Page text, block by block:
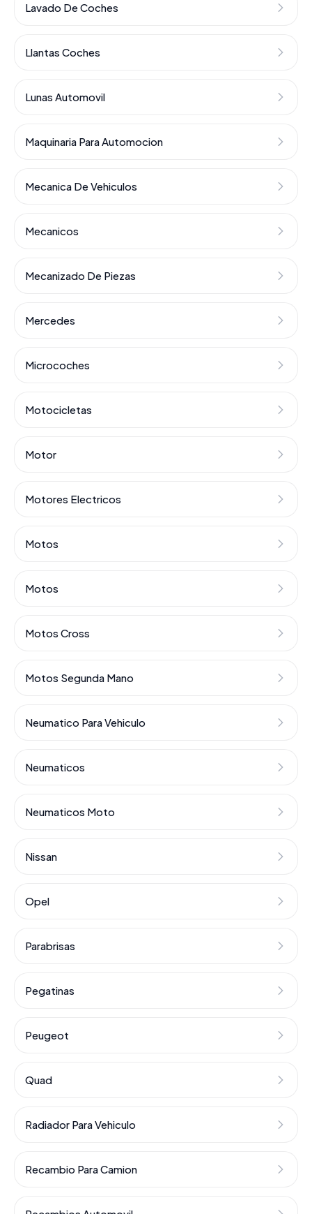
Lavado De Coches
Llantas Coches
Lunas Automovil
Maquinaria Para Automocion
Mecanica De Vehiculos
Mecanicos
Mecanizado De Piezas
Mercedes
Microcoches
Motocicletas
Motor
Motores Electricos
Motos
Motos
Motos Cross
Motos Segunda Mano
Neumatico Para Vehiculo
Neumaticos
Neumaticos Moto
Nissan
Opel
Parabrisas
Pegatinas
Peugeot
Quad
Radiador Para Vehiculo
Recambio Para Camion